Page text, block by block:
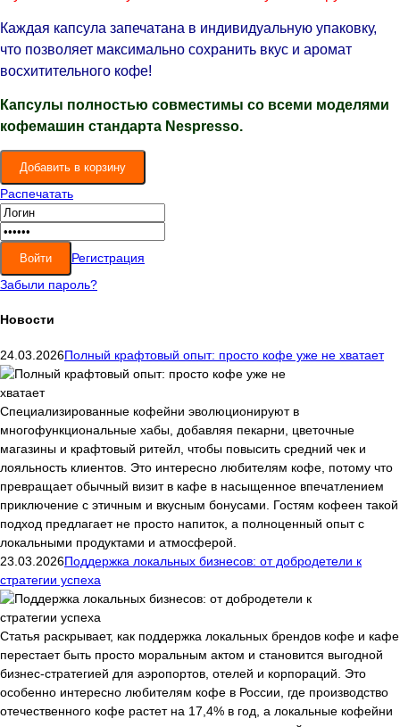
Каждая капсула запечатана в индивидуальную упаковку,
что позволяет максимально сохранить вкус и аромат
восхитительного кофе!
Капсулы полностью совместимы со всеми моделями
кофемашин стандарта Nespresso.
Распечатать
Регистрация
Забыли пароль?
Новости
24.03.2026Полный крафтовый опыт: просто кофе уже не хватает
Специализированные кофейни эволюционируют в
многофункциональные хабы, добавляя пекарни, цветочные
магазины и крафтовый ритейл, чтобы повысить средний чек и
лояльность клиентов. Это интересно любителям кофе, потому что
превращает обычный визит в кафе в насыщенное впечатлением
приключение с этичным и вкусным бонусами. Гостям кофеен такой
подход предлагает не просто напиток, а полноценный опыт с
локальными продуктами и атмосферой.
23.03.2026Поддержка локальных бизнесов: от добродетели к
стратегии успеха
Статья раскрывает, как поддержка локальных брендов кофе и кафе
перестает быть просто моральным актом и становится выгодной
бизнес-стратегией для аэропортов, отелей и корпораций. Это
особенно интересно любителям кофе в России, где производство
отечественного кофе растет на 17,4% в год, а локальные кофейни